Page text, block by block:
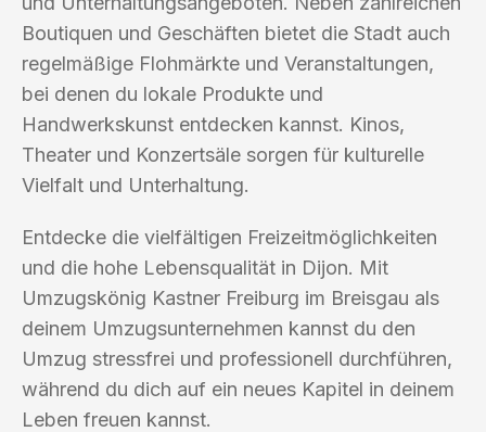
Boutiquen und Geschäften bietet die Stadt auch
regelmäßige Flohmärkte und Veranstaltungen,
bei denen du lokale Produkte und
Handwerkskunst entdecken kannst. Kinos,
Theater und Konzertsäle sorgen für kulturelle
Vielfalt und Unterhaltung.
Entdecke die vielfältigen Freizeitmöglichkeiten
und die hohe Lebensqualität in Dijon. Mit
Umzugskönig Kastner Freiburg im Breisgau als
deinem Umzugsunternehmen kannst du den
Umzug stressfrei und professionell durchführen,
während du dich auf ein neues Kapitel in deinem
Leben freuen kannst.